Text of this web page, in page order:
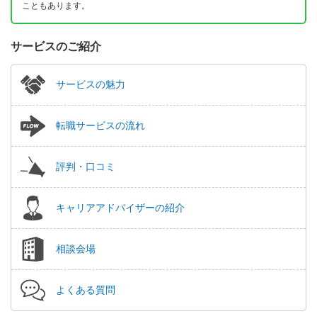
こともあります。
サービスのご紹介
サービスの魅力
転職サービスの流れ
評判・口コミ
キャリアアドバイザーの紹介
相談会場
よくある質問